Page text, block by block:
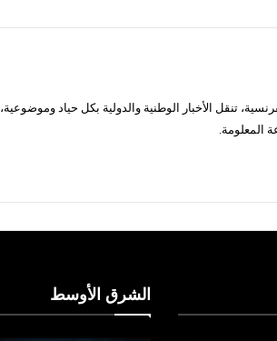
تنقل الأخبار الوطنية والدولية بكل حياد وموضوعية،
المعلومة.
الشرق الأوسط